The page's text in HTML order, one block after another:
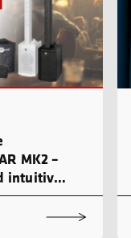
MK2 –
intuitiv